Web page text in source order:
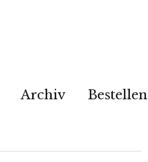
Archiv Bestellen